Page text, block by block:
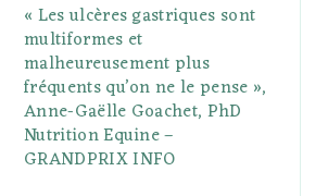
e
P
l
s
g
r
a
m
r
e
s
r
« Les ulcères gastriques sont
multiformes et
malheureusement plus
fréquents qu’on ne le pense »,
Anne-Gaëlle Goachet, PhD
Nutrition Equine –
GRANDPRIX INFO